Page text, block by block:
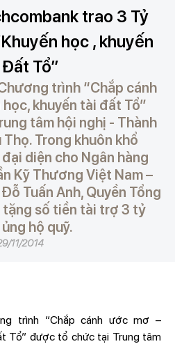
trao 3 Tỷ
học , khuyến
Tổ”
trình “Chắp cánh
khuyến tài đất Tổ”
tâm hội nghị - Thành
Thọ. Trong khuôn khổ
diện cho Ngân hàng
Kỹ Thương Việt Nam –
Tuấn Anh, Quyền Tổng
số tiền tài trợ 3 tỷ
hộ quỹ.
11/2014
trình “Chắp cánh ước mơ –
Tổ” được tổ chức tại Trung tâm